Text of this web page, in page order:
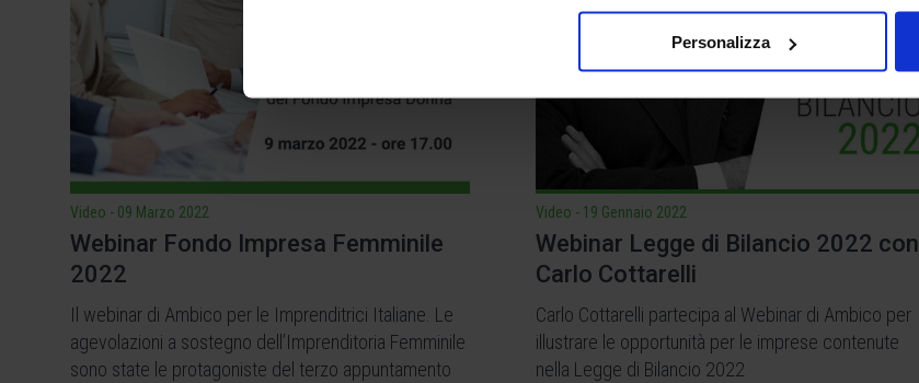
Personalizza
Video - 09 Marzo 2022
Webinar Fondo Impresa Femminile
2022
Il webinar di Ambico per le Imprenditrici Italiane. Le
agevolazioni a sostegno dell’Imprenditoria Femminile
sono state le protagoniste del terzo appuntamento
Video - 19 Gennaio 2022
Webinar Legge di Bilancio 2022 con
Carlo Cottarelli
Carlo Cottarelli partecipa al Webinar di Ambico per
illustrare le opportunità per le imprese contenute
nella Legge di Bilancio 2022